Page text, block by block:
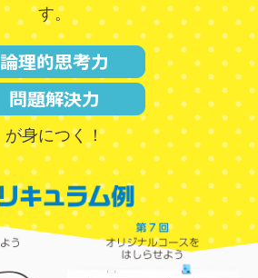
す。
が身につく！